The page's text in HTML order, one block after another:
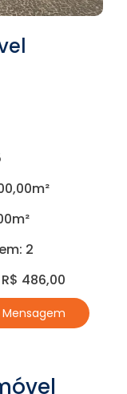
2
486,00
Mensagem